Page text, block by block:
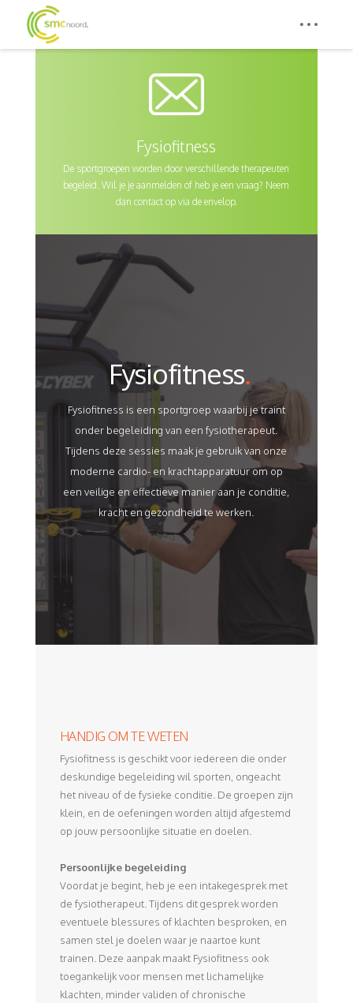
Fysiofitness
De sportgroepen worden door verschillende therapeuten
begeleid. Wil je je aanmelden of heb je een vraag? Neem
dan contact op via de envelop.
Fysiofitness.
Fysiofitness is een sportgroep waarbij je traint
onder begeleiding van een fysiotherapeut.
Tijdens deze sessies maak je gebruik van onze
moderne cardio- en krachtapparatuur om op
een veilige en effectieve manier aan je conditie,
kracht en gezondheid te werken.
HANDIG OM TE WETEN
Fysiofitness is geschikt voor iedereen die onder
deskundige begeleiding wil sporten, ongeacht
het niveau of de fysieke conditie. De groepen zijn
klein, en de oefeningen worden altijd afgestemd
op jouw persoonlijke situatie en doelen.
Persoonlijke begeleiding
Voordat je begint, heb je een intakegesprek met
de fysiotherapeut. Tijdens dit gesprek worden
eventuele blessures of klachten besproken, en
samen stel je doelen waar je naartoe kunt
trainen. Deze aanpak maakt Fysiofitness ook
toegankelijk voor mensen met lichamelijke
klachten, minder validen of chronische